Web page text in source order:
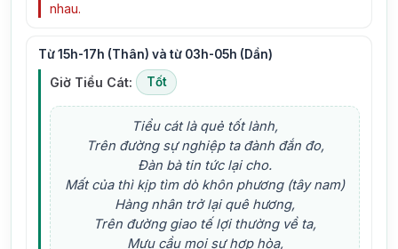
nhau.
Từ 15h-17h (Thân) và từ 03h-05h (Dần)
Giờ Tiểu Cát: Tốt
Tiểu cát là quẻ tốt lành,
Trên đường sự nghiệp ta đành đắn đo,
Đàn bà tin tức lại cho.
Mất của thì kịp tìm dò khôn phương (tây nam)
Hàng nhân trở lại quê hương,
Trên đường giao tế lợi thường về ta,
Mưu cầu mọi sự hợp hòa,